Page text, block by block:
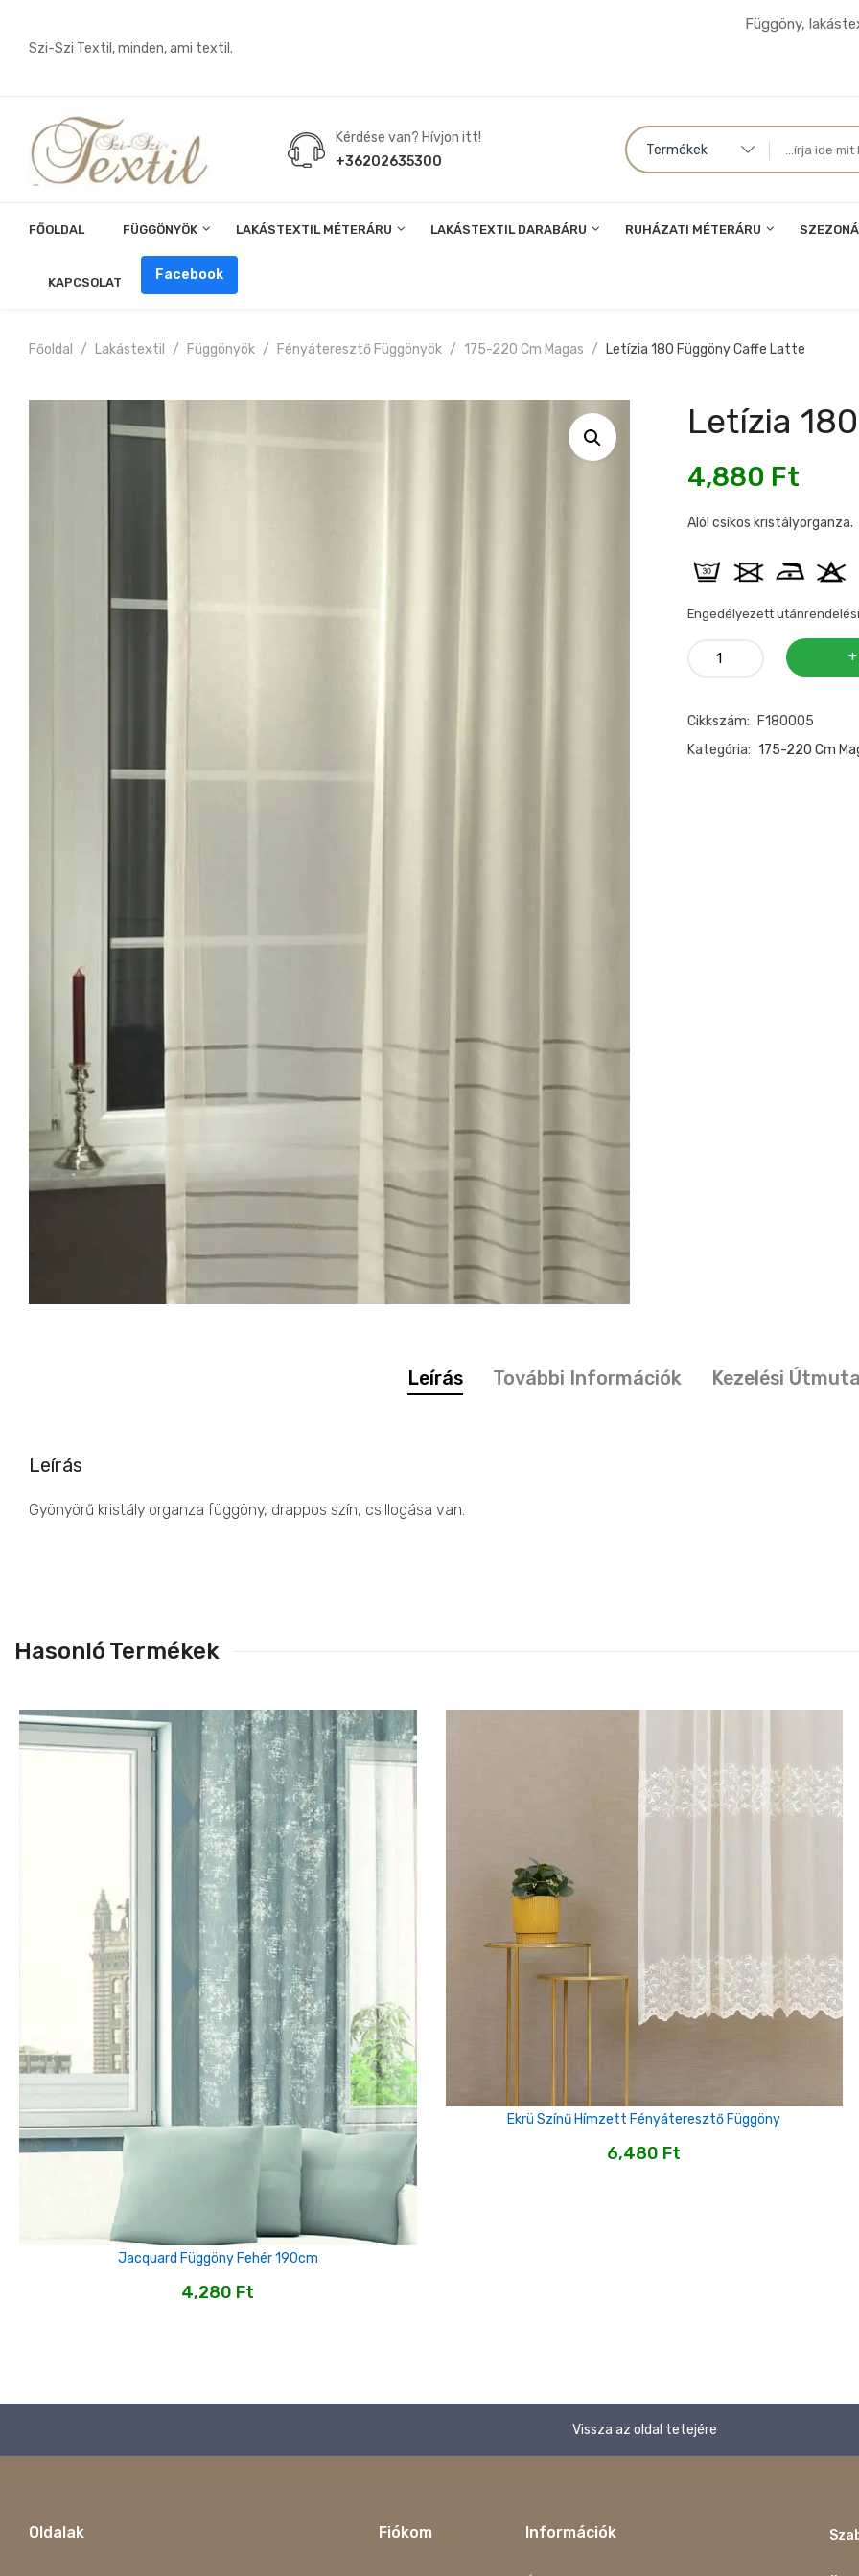
Szi-Szi Textil, minden, ami textil.
Függöny,
Kérdése van? Hívjon itt!
+36202635300
Termékek
FŐOLDAL FÜGGÖNYÖK LAKÁSTEXTIL MÉTERÁRU LAKÁSTEXTIL DARABÁRU RUHÁZATI MÉTERÁRU
KAPCSOLAT Facebook
Főoldal Lakástextil Függönyök Fényáteresztő Függönyök 175-220 Cm Magas Letízia 180 Függöny Caffe Latte
Letízia
4,880 Ft
Alól csíkos kristályorganza.
Engedélyezett
Letízia
caffe
latte
Cikkszám:
F180005
Kategória: 175-220 Cm
Leírás További Információk Kezelési
Leírás
Gyönyörű kristály organza függöny, drappos szín, csillogása van.
Hasonló Termékek
Jacquard Függöny Fehér 190cm
4,280 Ft
Ekrü Színű Hímzett Fényáteresztő Függöny
6,480 Ft
Vissza az oldal tetejére
Oldalak Fiókom Információk